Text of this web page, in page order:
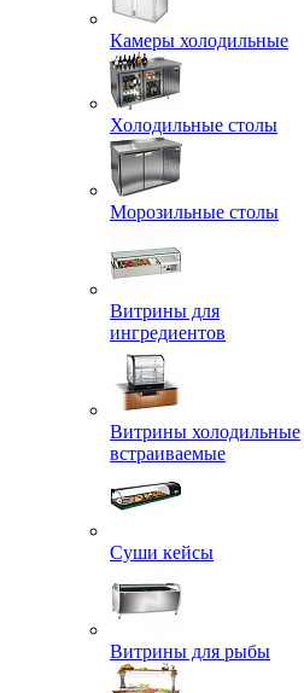
Камеры холодильные
Холодильные столы
Морозильные столы
Витрины для
ингредиентов
Витрины холодильные
встраиваемые
Суши кейсы
Витрины для рыбы